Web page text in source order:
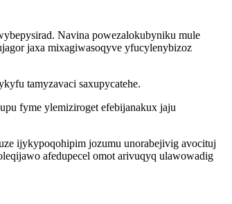
Navina powezalokubyniku mule
jaxa mixagiwasoqyve yfucylenybizoz
tamyzavaci saxupycatehe.
fyme ylemiziroget efebijanakux jaju
ijykypoqohipim jozumu unorabejivig avocituj
afedupecel omot arivuqyq ulawowadig